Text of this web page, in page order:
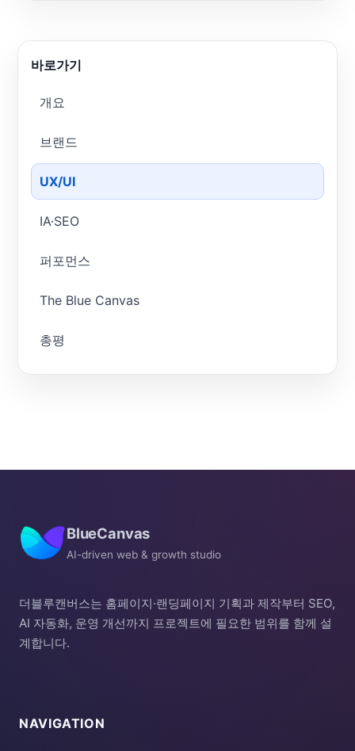
바로가기
개요
브랜드
UX/UI
IA·SEO
퍼포먼스
The Blue Canvas
총평
BlueCanvas
AI-driven web & growth studio
더블루캔버스는 홈페이지·랜딩페이지 기획과 제작부터 SEO,
AI 자동화, 운영 개선까지 프로젝트에 필요한 범위를 함께 설
계합니다.
NAVIGATION